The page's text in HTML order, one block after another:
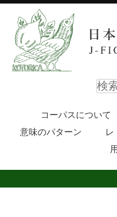
コーパスについて
意味のパターン
レ